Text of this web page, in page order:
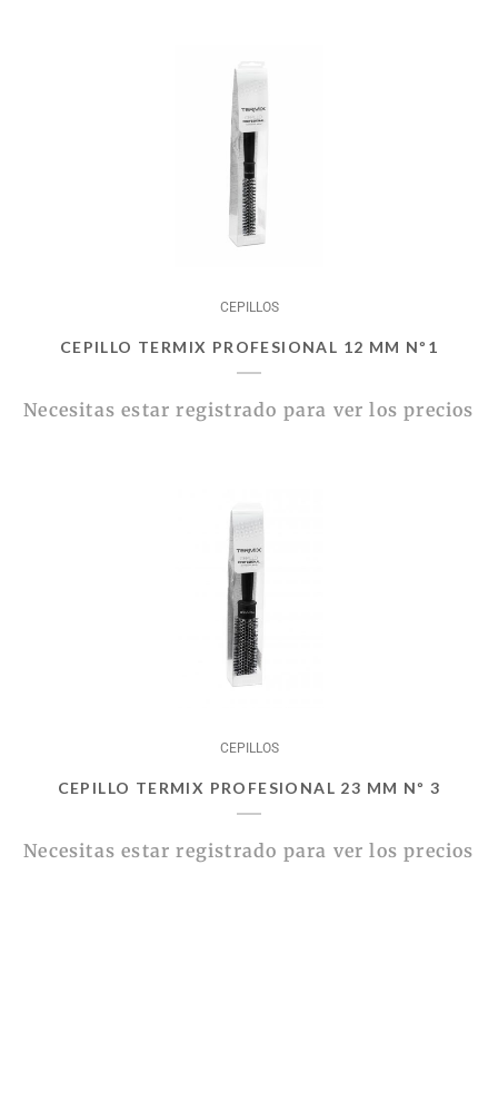
CEPILLOS
CEPILLO TERMIX PROFESIONAL 12 MM Nº1
Necesitas estar registrado para ver los precios
CEPILLOS
CEPILLO TERMIX PROFESIONAL 23 MM Nº 3
Necesitas estar registrado para ver los precios